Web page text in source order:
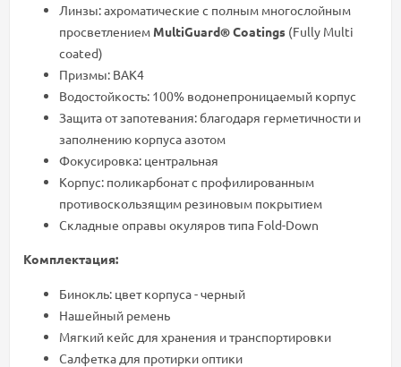
Линзы: ахроматические с полным многослойным
просветлением MultiGuard® Coatings (Fully Multi
coated)
Призмы: BAK4
Водостойкость: 100% водонепроницаемый корпус
Защита от запотевания: благодаря герметичности и
заполнению корпуса азотом
Фокусировка: центральная
Корпус: поликарбонат с профилированным
противоскользящим резиновым покрытием
Складные оправы окуляров типа Fold-Down
Комплектация:
Бинокль: цвет корпуса - черный
Нашейный ремень
Мягкий кейс для хранения и транспортировки
Салфетка для протирки оптики